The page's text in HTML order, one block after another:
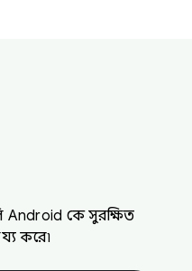
Android কে সুরক্ষিত
করে৷